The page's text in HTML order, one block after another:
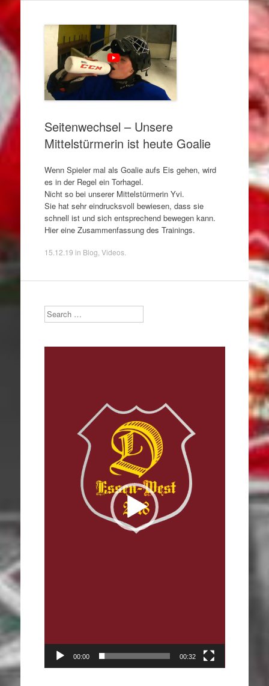
Seitenwechsel – Unsere
Mittelstürmerin ist heute Goalie
Wenn Spieler mal als Goalie aufs Eis gehen, wird
es in der Regel ein Torhagel.
Nicht so bei unserer Mittelstürmerin Yvi.
Sie hat sehr eindrucksvoll bewiesen, dass sie
schnell ist und sich entsprechend bewegen kann.
Hier eine Zusammenfassung des Trainings.
15.12.19 in Blog Videos.
Search
00:00 00:32